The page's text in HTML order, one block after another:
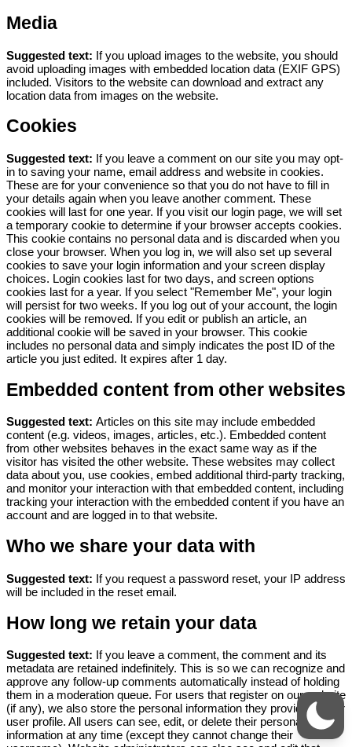
Media
Suggested text: If you upload images to the website, you should
avoid uploading images with embedded location data (EXIF GPS)
included. Visitors to the website can download and extract any
location data from images on the website.
Cookies
Suggested text: If you leave a comment on our site you may opt-
in to saving your name, email address and website in cookies.
These are for your convenience so that you do not have to fill in
your details again when you leave another comment. These
cookies will last for one year. If you visit our login page, we will set
a temporary cookie to determine if your browser accepts cookies.
This cookie contains no personal data and is discarded when you
close your browser. When you log in, we will also set up several
cookies to save your login information and your screen display
choices. Login cookies last for two days, and screen options
cookies last for a year. If you select "Remember Me", your login
will persist for two weeks. If you log out of your account, the login
cookies will be removed. If you edit or publish an article, an
additional cookie will be saved in your browser. This cookie
includes no personal data and simply indicates the post ID of the
article you just edited. It expires after 1 day.
Embedded content from other websites
Suggested text: Articles on this site may include embedded
content (e.g. videos, images, articles, etc.). Embedded content
from other websites behaves in the exact same way as if the
visitor has visited the other website. These websites may collect
data about you, use cookies, embed additional third-party tracking,
and monitor your interaction with that embedded content, including
tracking your interaction with the embedded content if you have an
account and are logged in to that website.
Who we share your data with
Suggested text: If you request a password reset, your IP address
will be included in the reset email.
How long we retain your data
Suggested text: If you leave a comment, the comment and its
metadata are retained indefinitely. This is so we can recognize and
approve any follow-up comments automatically instead of holding
them in a moderation queue. For users that register on our website
(if any), we also store the personal information they provide in their
user profile. All users can see, edit, or delete their personal
information at any time (except they cannot change their